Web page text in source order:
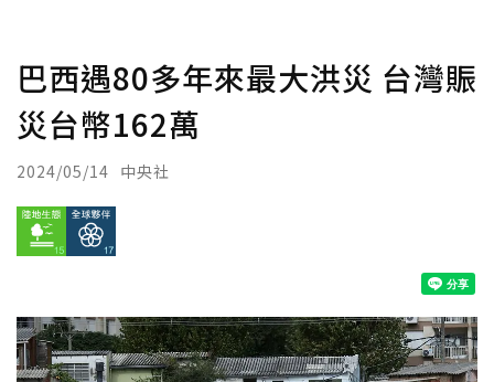
巴西遇80多年來最大洪災 台灣賑
災台幣162萬
2024/05/14 中央社